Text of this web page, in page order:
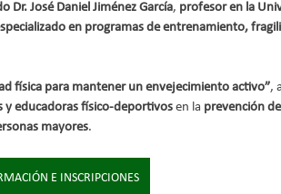
Dr. José Daniel Jiménez García, profesor en la
en programas de entrenamiento,
física para mantener un envejecimiento activo”,
y educadoras físico-deportivos en la prevención
mayores.
E INSCRIPCIONES